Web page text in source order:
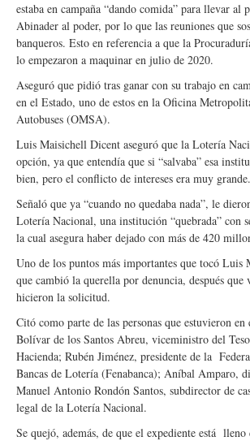
estaba en campaña “dando comida” para llevar al
Abinader al poder, por lo que las reuniones que
banqueros. Esto en referencia a que la
lo empezaron a maquinar en julio de 2020.
Aseguró que pidió tras ganar con su trabajo en
en el Estado, uno de estos en la Oficina
Autobuses (OMSA).
Luis Maisichell Dicent aseguró que la Lotería
opción, ya que entendía que si “salvaba” esa
bien, pero el conflicto de intereses era muy grande.
Señaló que ya “cuando no quedaba nada”, le
Lotería Nacional, una institución “quebrada” con
la cual asegura haber dejado con más de 420
Uno de los puntos más importantes que tocó
que cambió la querella por denuncia, después que
hicieron la solicitud.
Citó como parte de las personas que estuvieron
Bolívar de los Santos Abreu, viceministro del
Hacienda; Rubén Jiménez, presidente de la
Bancas de Lotería (Fenabanca); Aníbal Amparo,
Manuel Antonio Rondón Santos, subdirector de
legal de la Lotería Nacional.
Se quejó, además, de que el expediente está lleno